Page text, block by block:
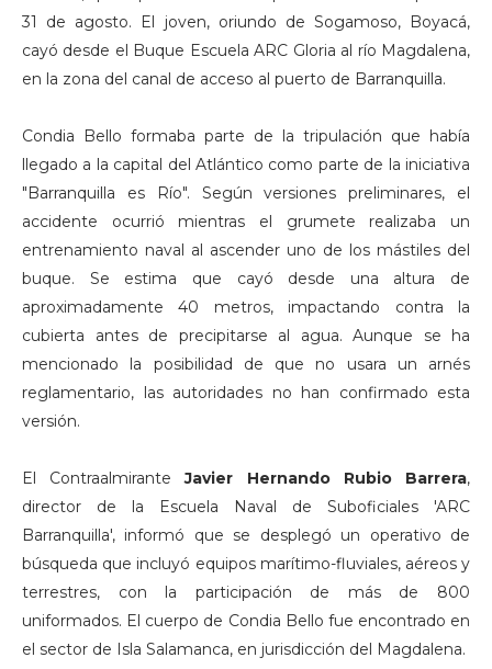
31 de agosto. El joven, oriundo de Sogamoso, Boyacá,
cayó desde el Buque Escuela ARC Gloria al río Magdalena,
en la zona del canal de acceso al puerto de Barranquilla.
Condia Bello formaba parte de la tripulación que había
llegado a la capital del Atlántico como parte de la iniciativa
"Barranquilla es Río". Según versiones preliminares, el
accidente ocurrió mientras el grumete realizaba un
entrenamiento naval al ascender uno de los mástiles del
buque. Se estima que cayó desde una altura de
aproximadamente 40 metros, impactando contra la
cubierta antes de precipitarse al agua. Aunque se ha
mencionado la posibilidad de que no usara un arnés
reglamentario, las autoridades no han confirmado esta
versión.
El ContraalmiranteJavier Hernando Rubio Barrera,
director de la Escuela Naval de Suboficiales 'ARC
Barranquilla', informó que se desplegó un operativo de
búsqueda que incluyó equipos marítimo-fluviales, aéreos y
terrestres, con la participación de más de 800
uniformados. El cuerpo de Condia Bello fue encontrado en
el sector de Isla Salamanca, en jurisdicción del Magdalena.